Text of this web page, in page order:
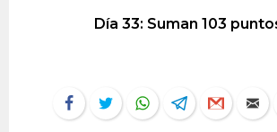
Día 33: Suman 103